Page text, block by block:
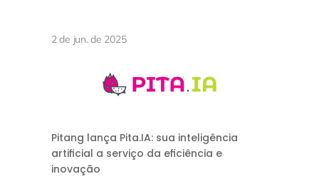
2 de jun. de 2025
Pitang lança Pita.IA: sua inteligência
artificial a serviço da eficiência e
inovação